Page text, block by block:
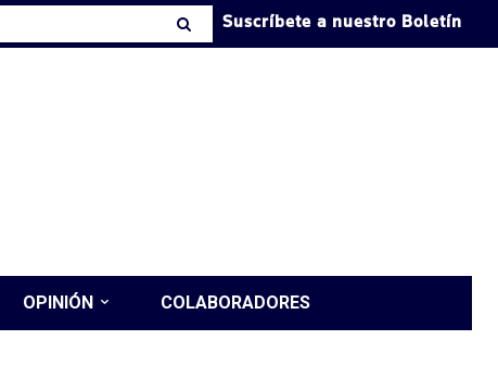
Suscríbete a nuestro Boletín
OPINIÓN COLABORADORES